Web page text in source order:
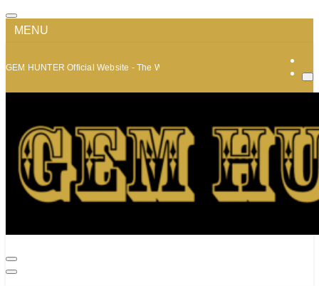
MENU
GEM HUNTER Official Website - The World of Minerals and Jewelry